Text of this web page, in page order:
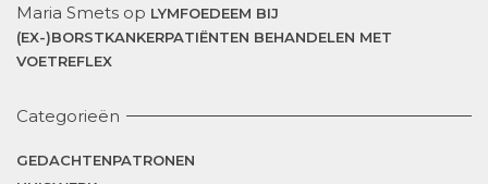
Maria Smets op LYMFOEDEEM BIJ
(EX-)BORSTKANKERPATIËNTEN BEHANDELEN MET
VOETREFLEX
Categorieën
GEDACHTENPATRONEN